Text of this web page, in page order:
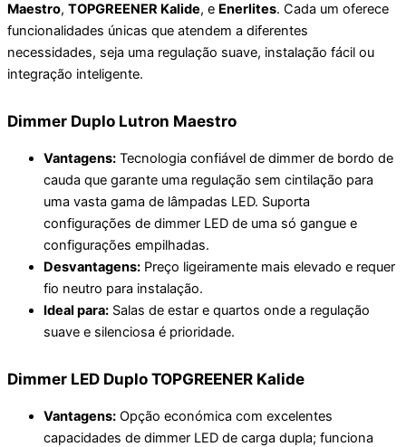
Maestro, TOPGREENER Kalide, e Enerlites. Cada um oferece
funcionalidades únicas que atendem a diferentes
necessidades, seja uma regulação suave, instalação fácil ou
integração inteligente.
Dimmer Duplo Lutron Maestro
Vantagens: Tecnologia confiável de dimmer de bordo de
cauda que garante uma regulação sem cintilação para
uma vasta gama de lâmpadas LED. Suporta
configurações de dimmer LED de uma só gangue e
configurações empilhadas.
Desvantagens: Preço ligeiramente mais elevado e requer
fio neutro para instalação.
Ideal para: Salas de estar e quartos onde a regulação
suave e silenciosa é prioridade.
Dimmer LED Duplo TOPGREENER Kalide
Vantagens: Opção económica com excelentes
capacidades de dimmer LED de carga dupla; funciona